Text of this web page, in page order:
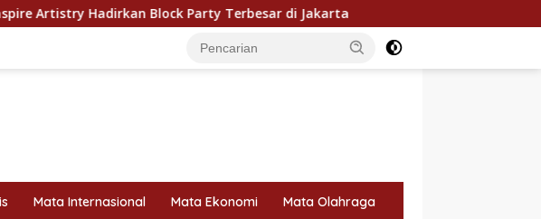
Party Terbesar di Jakarta 54 Siswa Terbaik Dharmasraya Masuk
Mata Internasional Mata Ekonomi Mata Olahraga